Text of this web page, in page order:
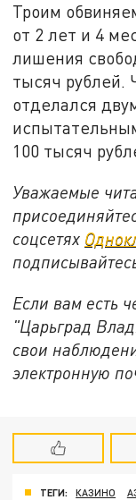
Троим
от 2 лет и 4
лишения
тысяч рублей.
отделался
100 тысяч
Уважаемые
соцсетях
Если вам есть
"Царьград
свои
электронную
ТЕГИ: КАЗИНО